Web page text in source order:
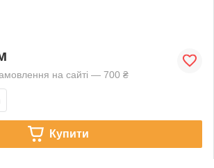
на сайті — 700 ₴
Купити